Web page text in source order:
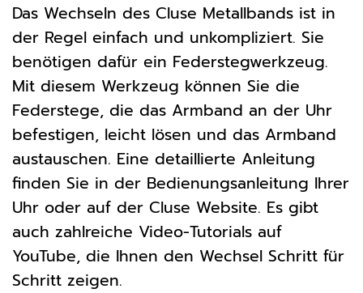
Das Wechseln des Cluse Metallbands ist in
der Regel einfach und unkompliziert. Sie
benötigen dafür ein Federstegwerkzeug.
Mit diesem Werkzeug können Sie die
Federstege, die das Armband an der Uhr
befestigen, leicht lösen und das Armband
austauschen. Eine detaillierte Anleitung
finden Sie in der Bedienungsanleitung Ihrer
Uhr oder auf der Cluse Website. Es gibt
auch zahlreiche Video-Tutorials auf
YouTube, die Ihnen den Wechsel Schritt für
Schritt zeigen.